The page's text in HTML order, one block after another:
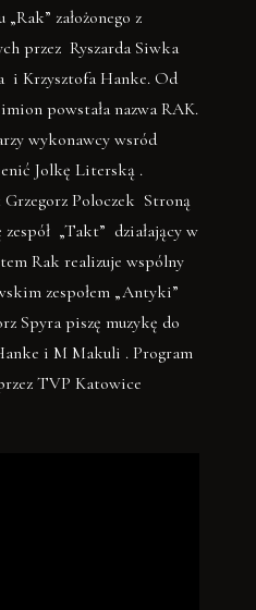
założonego z
przez Ryszarda Siwka
i Krzysztofa Hanke. Od
powstała nazwa RAK.
wykonawcy wsród
Jolkę Literską .
Poloczek Stroną
zespół „Takt” działający w
Rak realizuje wspólny
zespołem „Antyki”
Spyra piszę muzykę do
i M Makuli . Program
TVP Katowice